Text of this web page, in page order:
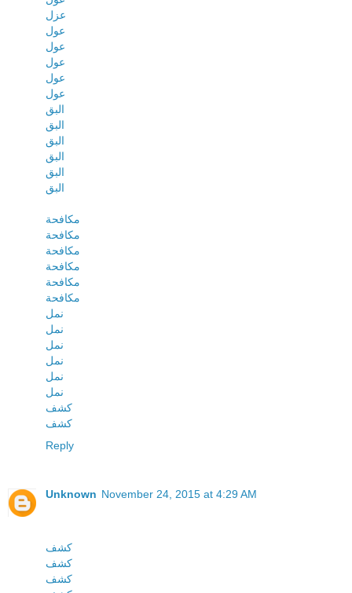
عزل
عول
عول
عول
عول
عول
البق
البق
البق
البق
البق
البق
مكافحة
مكافحة
مكافحة
مكافحة
مكافحة
مكافحة
نمل
نمل
نمل
نمل
نمل
نمل
كشف
كشف
Reply
Unknown November 24, 2015 at 4:29 AM
كشف
كشف
كشف